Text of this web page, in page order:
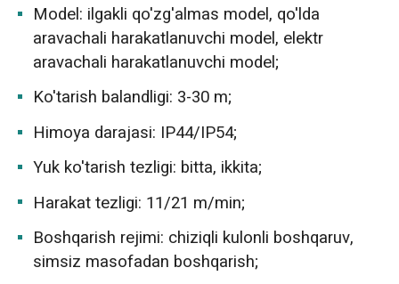
Model: ilgakli qo'zg'almas model, qo'lda
aravachali harakatlanuvchi model, elektr
aravachali harakatlanuvchi model;
Ko'tarish balandligi: 3-30 m;
Himoya darajasi: IP44/IP54;
Yuk ko'tarish tezligi: bitta, ikkita;
Harakat tezligi: 11/21 m/min;
Boshqarish rejimi: chiziqli kulonli boshqaruv,
simsiz masofadan boshqarish;